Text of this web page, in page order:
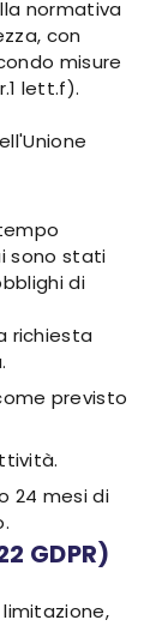
normativa
con
misure
lett.f).
sono stati
di
richiesta
previsto
24 mesi di
GDPR)